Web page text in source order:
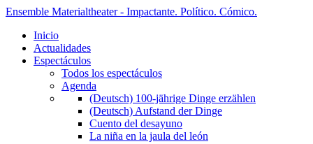
Ensemble Materialtheater - Impactante. Político. Cómico.
Inicio
Actualidades
Espectáculos
Todos los espectáculos
Agenda
(Deutsch) 100-jährige Dinge erzählen
(Deutsch) Aufstand der Dinge
Cuento del desayuno
La niña en la jaula del león